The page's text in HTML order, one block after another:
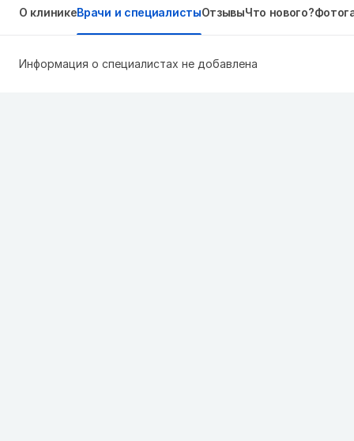
О клиникеВрачи и специалистыОтзывыЧто нового?
Информация о специалистах не добавлена